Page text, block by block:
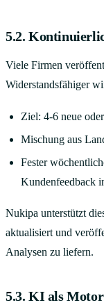
5.2.
Viele Firmen
Widerstandsfähiger
Ziel: 4-6 neue
Mischung aus
Fester
Kundenfeedback
Nukipa unterstützt
aktualisiert und
Analysen zu liefern.
5.3. KI als